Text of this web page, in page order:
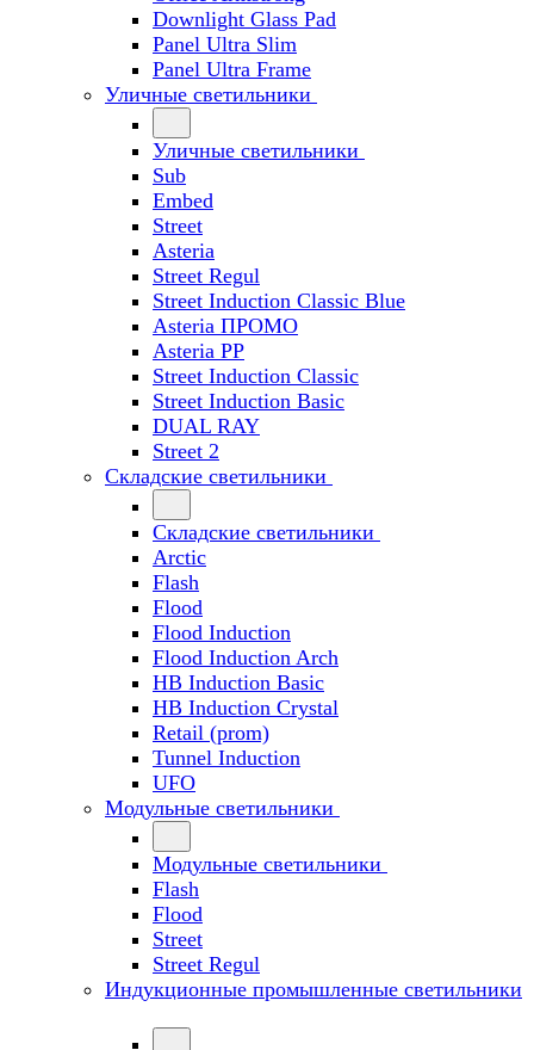
Downlight Glass Pad
Panel Ultra Slim
Panel Ultra Frame
Уличные светильники
Уличные светильники
Sub
Embed
Street
Asteria
Street Regul
Street Induction Classic Blue
Asteria ПРОМО
Asteria PP
Street Induction Classic
Street Induction Basic
DUAL RAY
Street 2
Складские светильники
Складские светильники
Arctic
Flash
Flood
Flood Induction
Flood Induction Arch
HB Induction Basic
HB Induction Crystal
Retail (prom)
Tunnel Induction
UFO
Модульные светильники
Модульные светильники
Flash
Flood
Street
Street Regul
Индукционные промышленные светильники